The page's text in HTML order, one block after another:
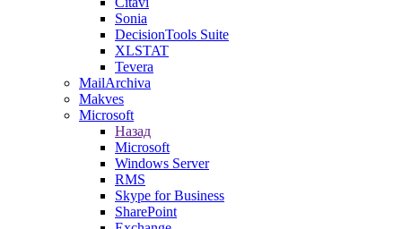
Sonia
DecisionTools Suite
XLSTAT
Tevera
MailArchiva
Makves
Microsoft
Назад
Microsoft
Windows Server
RMS
Skype for Business
SharePoint